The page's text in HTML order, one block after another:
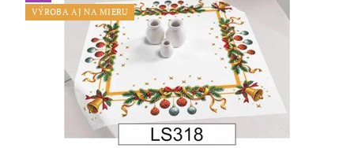
VÝROBA AJ NA MIERU